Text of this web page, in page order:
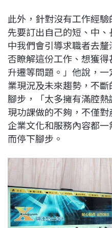
此外，針對沒有工作經
先要訂出自己的短、中
中我們會引導求職者去
否瞭解這份工作、想獲
升遷等問題。」他說，
業現況及未來趨勢，不
腳步，「太多擁有滿腔
現功課做的不夠，不僅
企業文化和服務內容都
而停下腳步。